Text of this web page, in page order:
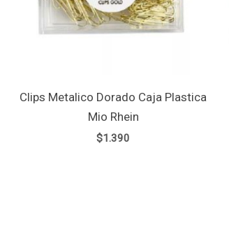
Clips Metalico Dorado Caja Plastica
Mio Rhein
$1.390